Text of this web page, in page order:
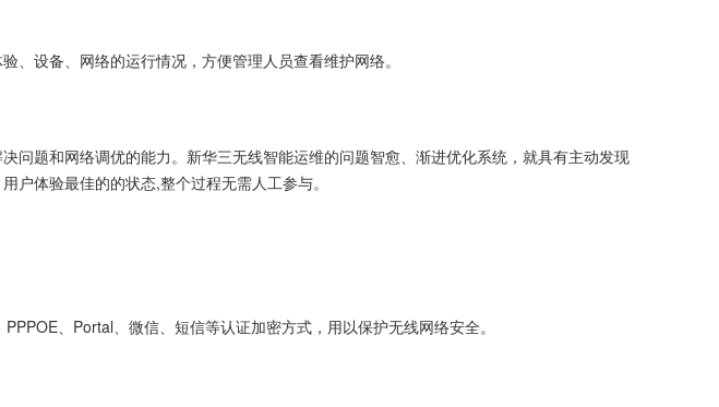
设备、网络的运行情况，方便管理人员查看维护网络。
问题和网络调优的能力。新华三无线智能运维的问题智愈、渐进优化系统，就具有主动发现
户体验最佳的的状态,整个过程无需人工参与。
、Portal、微信、短信等认证加密方式，用以保护无线网络安全。